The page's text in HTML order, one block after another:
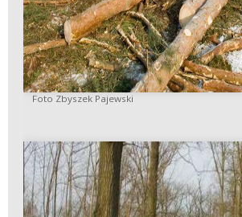
Foto Zbyszek Pajewski